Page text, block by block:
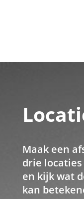
Maak een
drie
en kijk wat
kan